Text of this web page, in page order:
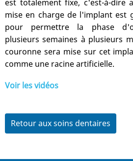
est totalement fixe, c'est-à-dire
mise en charge de l'implant est
pour permettre la phase
plusieurs semaines à plusieurs
couronne sera mise sur cet
comme une racine artificielle.
Voir les vidéos
Retour aux soins dentaires